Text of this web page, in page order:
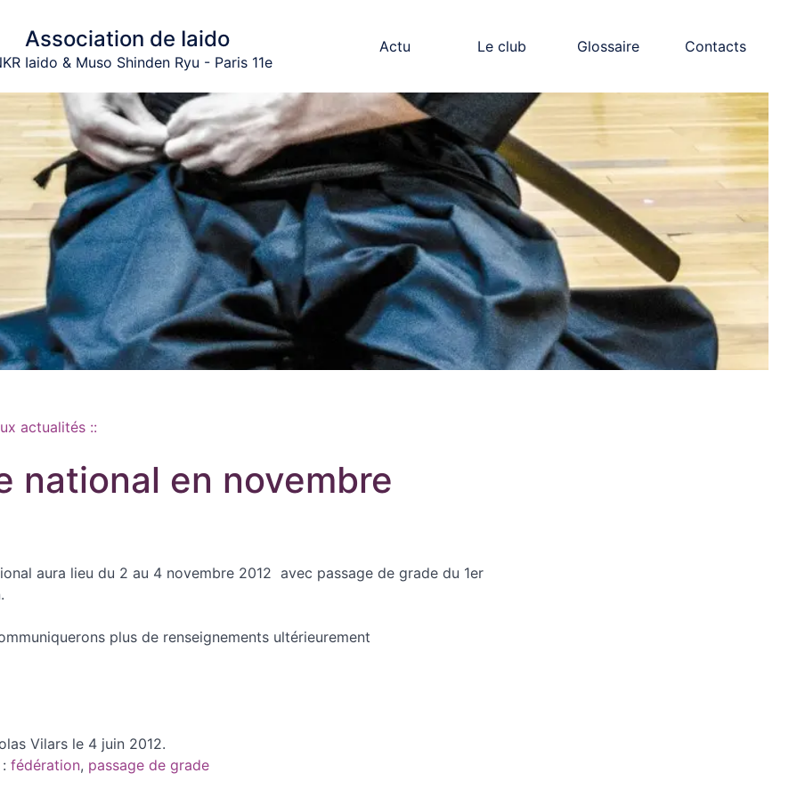
Association de Iaido
Iaido & Muso Shinden Ryu - Paris 11e
Actu Le club Glossaire Contacts
actualités ::
national en novembre
aura lieu du 2 au 4 novembre 2012 avec passage de grade du 1er
plus de renseignements ultérieurement
Vilars le 4 juin 2012.
fédération, passage de grade